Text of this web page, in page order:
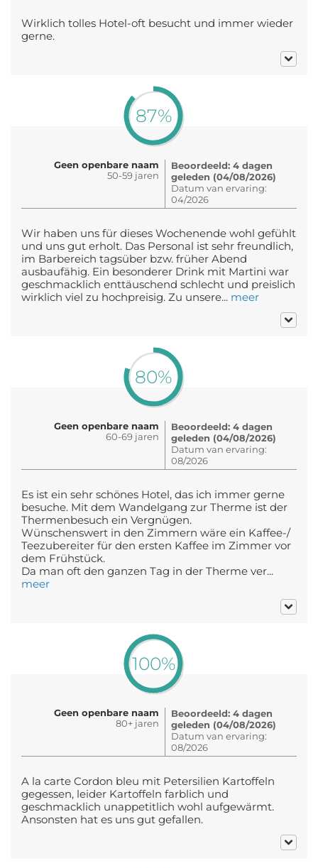
Wirklich tolles Hotel-oft besucht und immer wieder
gerne.
87%
Geen openbare naam
50-59 jaren
Beoordeeld: 4 dagen
geleden (04/08/2026)
Datum van ervaring:
04/2026
Wir haben uns für dieses Wochenende wohl gefühlt
und uns gut erholt. Das Personal ist sehr freundlich,
im Barbereich tagsüber bzw. früher Abend
ausbaufähig. Ein besonderer Drink mit Martini war
geschmacklich enttäuschend schlecht und preislich
wirklich viel zu hochpreisig. Zu unsere... meer
80%
Geen openbare naam
60-69 jaren
Beoordeeld: 4 dagen
geleden (04/08/2026)
Datum van ervaring:
08/2026
Es ist ein sehr schönes Hotel, das ich immer gerne
besuche. Mit dem Wandelgang zur Therme ist der
Thermenbesuch ein Vergnügen.
Wünschenswert in den Zimmern wäre ein Kaffee-/
Teezubereiter für den ersten Kaffee im Zimmer vor
dem Frühstück.
Da man oft den ganzen Tag in der Therme ver...
meer
100%
Geen openbare naam
80+ jaren
Beoordeeld: 4 dagen
geleden (04/08/2026)
Datum van ervaring:
08/2026
A la carte Cordon bleu mit Petersilien Kartoffeln
gegessen, leider Kartoffeln farblich und
geschmacklich unappetitlich wohl aufgewärmt.
Ansonsten hat es uns gut gefallen.